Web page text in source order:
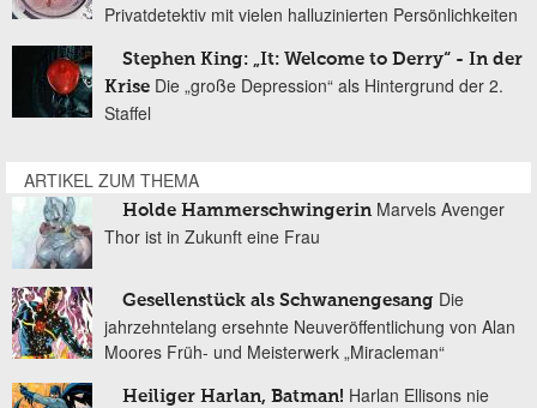
Privatdetektiv mit vielen halluzinierten Persönlichkeiten
Stephen King: „It: Welcome to Derry“ - In der
Krise Die „große Depression“ als Hintergrund der 2.
Staffel
ARTIKEL ZUM THEMA
Holde Hammerschwingerin Marvels Avenger
Thor ist in Zukunft eine Frau
Gesellenstück als Schwanengesang Die
jahrzehntelang ersehnte Neuveröffentlichung von Alan
Moores Früh- und Meisterwerk „Miracleman“
Heiliger Harlan, Batman! Harlan Ellisons nie